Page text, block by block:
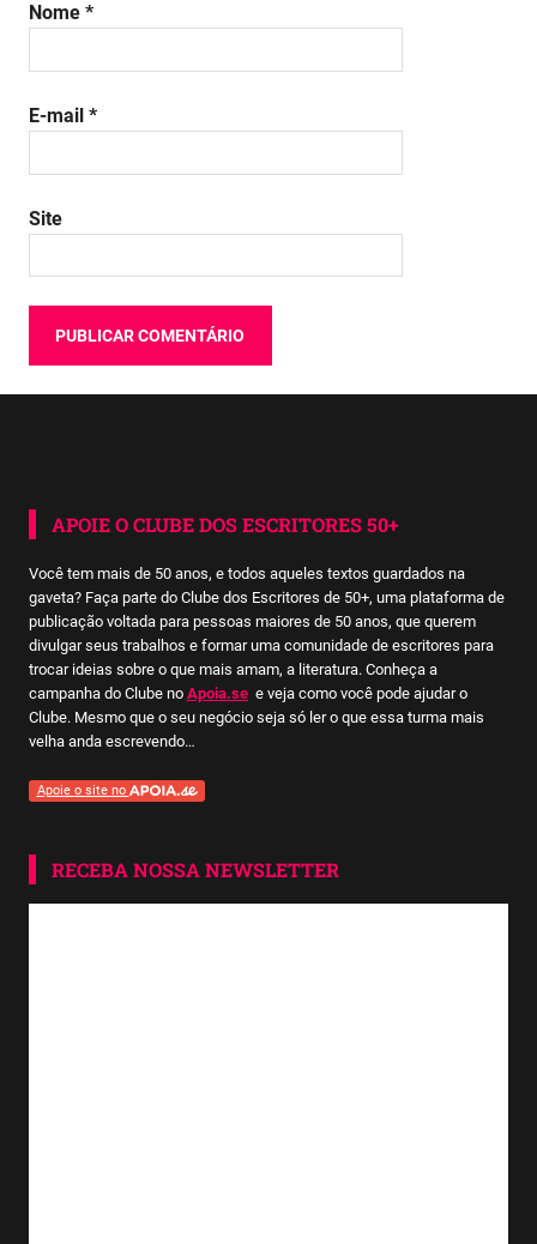
Nome *
E-mail *
Site
APOIE O CLUBE DOS ESCRITORES 50+
Você tem mais de 50 anos, e todos aqueles textos guardados na
gaveta? Faça parte do Clube dos Escritores de 50+, uma plataforma de
publicação voltada para pessoas maiores de 50 anos, que querem
divulgar seus trabalhos e formar uma comunidade de escritores para
trocar ideias sobre o que mais amam, a literatura. Conheça a
campanha do Clube no Apoia.se e veja como você pode ajudar o
Clube. Mesmo que o seu negócio seja só ler o que essa turma mais
velha anda escrevendo…
Apoie o site no
RECEBA NOSSA NEWSLETTER